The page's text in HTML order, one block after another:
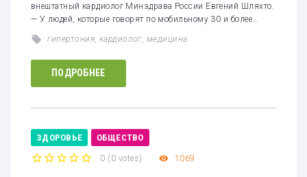
внештатный кардиолог Минздрава России Евгений Шляхто.
— У людей, которые говорят по мобильному 30 и более…
гипертония, кардиолог медицина
ПОДРОБНЕЕ
ЗДОРОВЬЕ ОБЩЕСТВО
0 (0 votes) 1069